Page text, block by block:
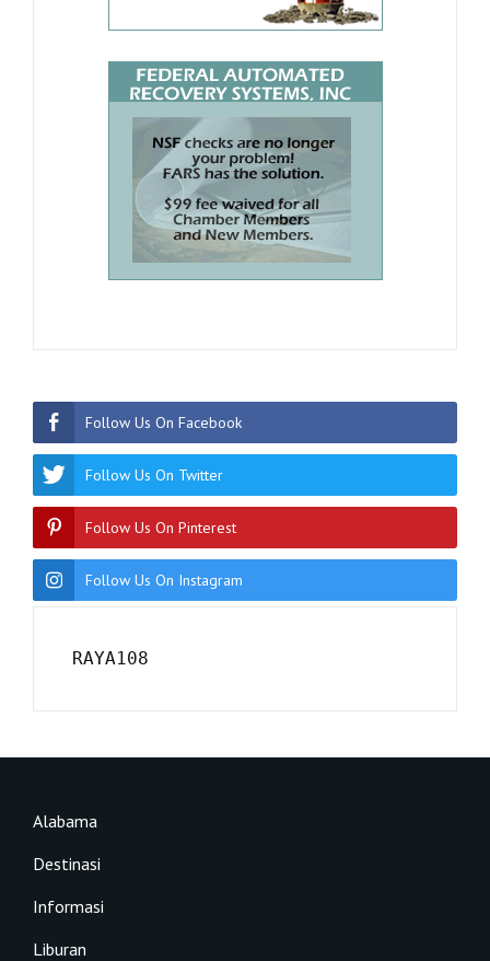
Follow Us On Facebook
Follow Us On Twitter
Follow Us On Pinterest
Follow Us On Instagram
RAYA108
Alabama
Destinasi
Informasi
Liburan